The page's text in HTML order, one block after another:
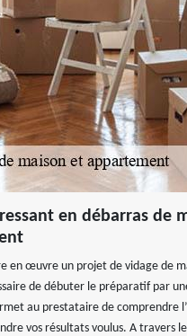
en débarras de
en œuvre un projet de vidage de
de débuter le préparatif par
au prestataire de comprendre
vos résultats voulus. A travers